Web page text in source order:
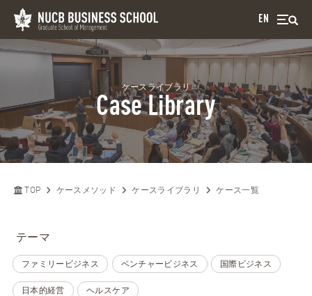
EN
ケースライブラリ
Case Library
TOP ケースメソッド ケースライブラリ ケース一覧
テーマ
ファミリービジネス ベンチャービジネス 国際ビジネス
日本的経営 ヘルスケア